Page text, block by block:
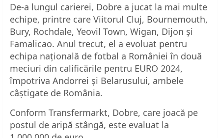
De-a lungul carierei, Dobre a jucat la mai multe
echipe, printre care Viitorul Cluj, Bournemouth,
Bury, Rochdale, Yeovil Town, Wigan, Dijon și
Famalicao. Anul trecut, el a evoluat pentru
echipa națională de fotbal a României în două
meciuri din calificările pentru EURO 2024,
împotriva Andorrei și Belarusului, ambele
câștigate de România.
Conform Transfermarkt, Dobre, care joacă pe
postul de aripă stângă, este evaluat la